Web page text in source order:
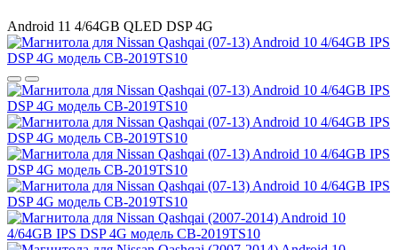
Android 11 4/64GB QLED DSP 4G